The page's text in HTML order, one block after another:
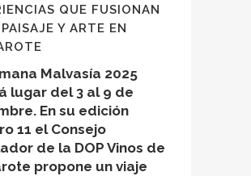
QUE FUSIONAN
Y ARTE EN
Malvasía 2025
lugar del 3 al 9 de
En su edición
11 el Consejo
de la DOP Vinos de
propone un viaje